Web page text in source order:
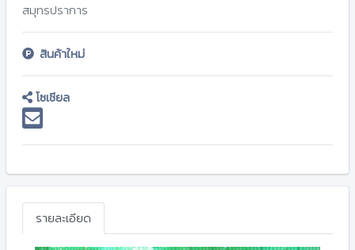
สมุทรปราการ
สินค้าใหม่
โซเชียล
รายละเอียด